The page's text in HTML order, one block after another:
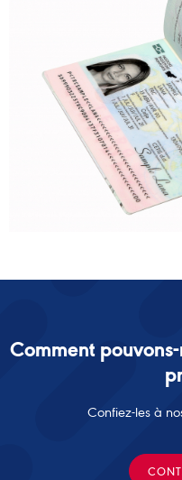
Comment
Confiez-les à